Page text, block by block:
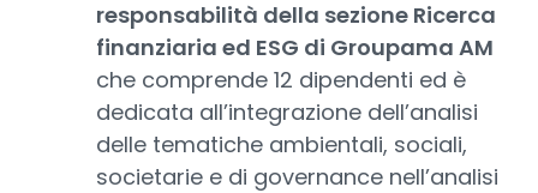
responsabilità della sezione Ricerca
finanziaria ed ESG di Groupama AM
che comprende 12 dipendenti ed è
dedicata all’integrazione dell’analisi
delle tematiche ambientali, sociali,
societarie e di governance nell’analisi